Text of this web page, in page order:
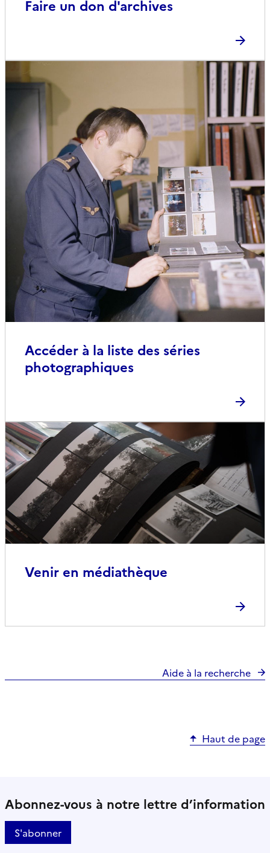
Faire un don d'archives
Accéder à la liste des séries
photographiques
Venir en médiathèque
Aide à la recherche
Haut de page
Abonnez-vous à notre lettre d’information
S'abonner